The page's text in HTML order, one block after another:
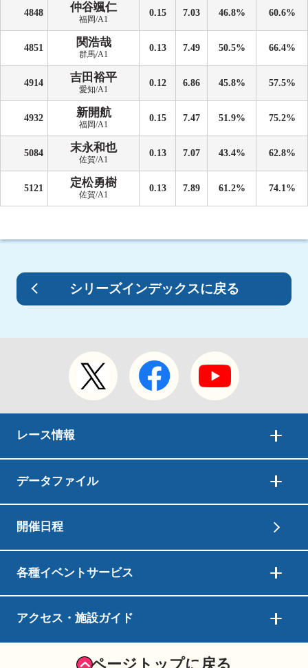
4848 仲谷颯仁
福岡/A1
0.15 7.03 46.8% 60.6%
4851 関浩哉
群馬/A1
0.13 7.49 50.5% 66.4%
4914 吉田裕平
愛知/A1
0.12 6.86 45.8% 57.5%
4932 新開航
福岡/A1
0.15 7.47 51.9% 75.2%
5084 末永和也
佐賀/A1
0.13 7.07 43.4% 62.8%
5121 定松勇樹
佐賀/A1
0.13 7.89 61.2% 74.1%
シリーズインデックスに戻る
レース情報
データファイル
開催日程
各種イベントサービス
アクセス・施設ガイド
ページトップに戻る